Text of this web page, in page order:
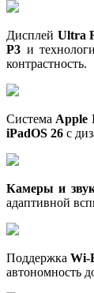
Дисплей Ultra
P3 и
контрастность.
Система Apple
iPadOS 26 с
Камеры и
адаптивной
ПоддержкаWi-
автономность